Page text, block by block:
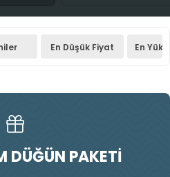
En Düşük Fiyat En
DÜĞÜN PAKETI